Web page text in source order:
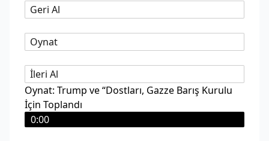
Geri Al
Oynat
İleri Al
Oynat: Trump ve “Dostları, Gazze Barış Kurulu
İçin Toplandı
0:00